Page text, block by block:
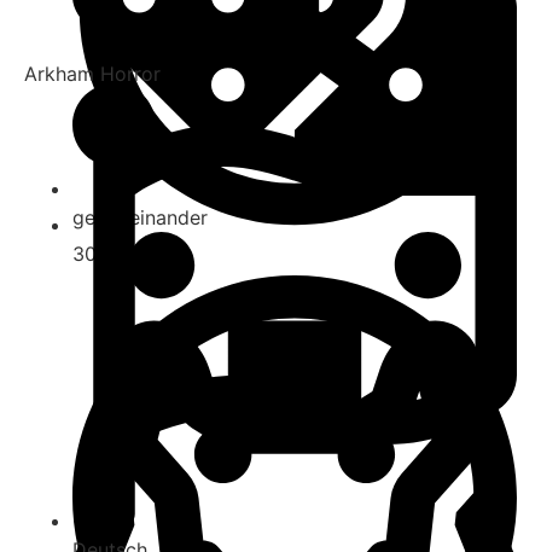
30
gegeneinander
Arkham Horror